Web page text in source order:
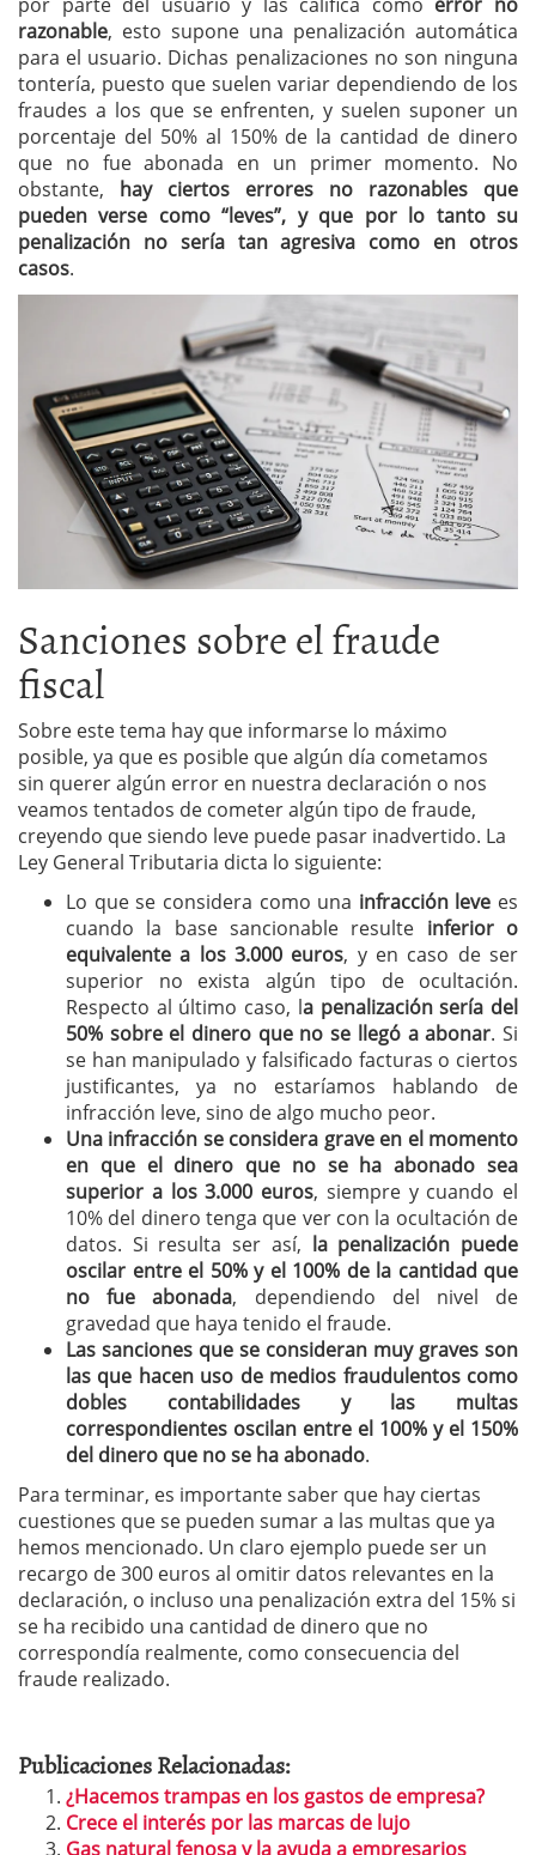
razonable, esto supone una penalización automática
para el usuario. Dichas penalizaciones no son ninguna
tontería, puesto que suelen variar dependiendo de los
fraudes a los que se enfrenten, y suelen suponer un
porcentaje del 50% al 150% de la cantidad de dinero
que no fue abonada en un primer momento. No
obstante, hay ciertos errores no razonables que
pueden verse como “leves”, y que por lo tanto su
penalización no sería tan agresiva como en otros
casos.
Sanciones sobre el fraude
fiscal
Sobre este tema hay que informarse lo máximo
posible, ya que es posible que algún día cometamos
sin querer algún error en nuestra declaración o nos
veamos tentados de cometer algún tipo de fraude,
creyendo que siendo leve puede pasar inadvertido. La
Ley General Tributaria dicta lo siguiente:
Lo que se considera como una infracción leve es
cuando la base sancionable resulte inferior o
equivalente a los 3.000 euros, y en caso de ser
superior no exista algún tipo de ocultación.
Respecto al último caso, la penalización sería del
50% sobre el dinero que no se llegó a abonar. Si
se han manipulado y falsificado facturas o ciertos
justificantes, ya no estaríamos hablando de
infracción leve, sino de algo mucho peor.
Una infracción se considera grave en el momento
en que el dinero que no se ha abonado sea
superior a los 3.000 euros, siempre y cuando el
10% del dinero tenga que ver con la ocultación de
datos. Si resulta ser así, la penalización puede
oscilar entre el 50% y el 100% de la cantidad que
no fue abonada, dependiendo del nivel de
gravedad que haya tenido el fraude.
Las sanciones que se consideran muy graves son
las que hacen uso de medios fraudulentos como
dobles contabilidades y las multas
correspondientes oscilan entre el 100% y el 150%
del dinero que no se ha abonado.
Para terminar, es importante saber que hay ciertas
cuestiones que se pueden sumar a las multas que ya
hemos mencionado. Un claro ejemplo puede ser un
recargo de 300 euros al omitir datos relevantes en la
declaración, o incluso una penalización extra del 15% si
se ha recibido una cantidad de dinero que no
correspondía realmente, como consecuencia del
fraude realizado.
Publicaciones Relacionadas:
¿Hacemos trampas en los gastos de empresa?
Crece el interés por las marcas de lujo
Gas natural fenosa y la ayuda a empresarios